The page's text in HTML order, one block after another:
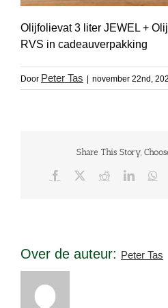
Olijfolievat 3 liter JEWEL +
RVS in cadeauverpakking
Door Peter Tas november 22nd,
Share This Story,
Facebook RedditLinkedIn
Over de auteur: Peter Tas